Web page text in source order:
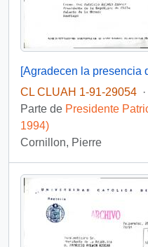
CL CLUAH 1-91-29054 ·
Parte de Presidente
1994)
Cornillon, Pierre